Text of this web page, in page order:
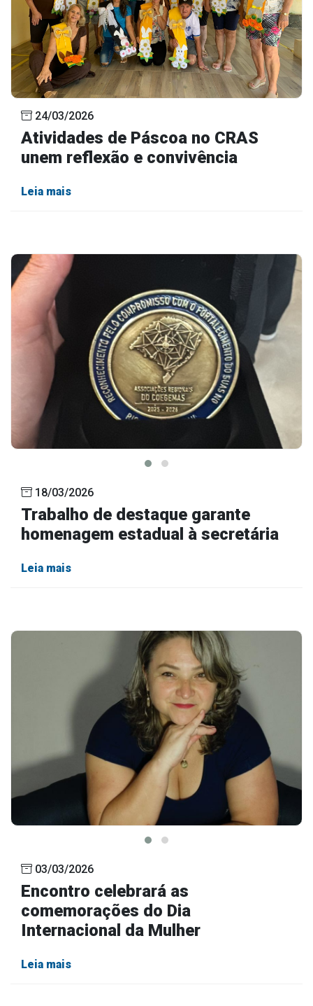
24/03/2026
Atividades de Páscoa no CRAS
unem reflexão e convivência
Leia mais
18/03/2026
Trabalho de destaque garante
homenagem estadual à secretária
Leia mais
03/03/2026
Encontro celebrará as
comemorações do Dia
Internacional da Mulher
Leia mais